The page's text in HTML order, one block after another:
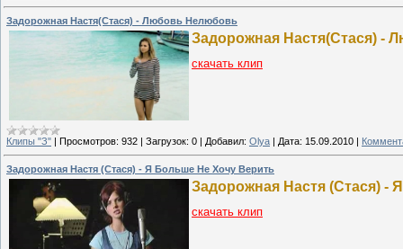
Задорожная Настя(Стася) - Любовь Нелюбовь
Задорожная Настя(Стася) -
скачать клип
Клипы "З" | Просмотров: 932 | Загрузок: 0 | Добавил: Olya | Дата: 15.09.2010 |
Задорожная Настя (Стася) - Я Больше Не Хочу Верить
Задорожная Настя (Стася) -
скачать клип